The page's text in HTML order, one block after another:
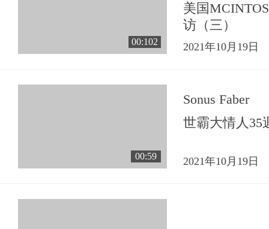
00:102
美国
访（三）
2021年10月19日
00:59
Sonus Faber
世霸大情人35
2021年10月19日